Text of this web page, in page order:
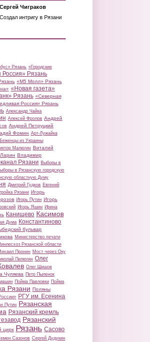
Сергей Чиграков
Создал интригу в Рязани
Рязань «Городские
Россия» Рязань
«М5 Молл» Рязань
«Новая газета»
Рязань «Северная
Россия» Рязань
Александр Чайка
Алексей Фролов Андрей
Андрей Петруцкий
Фомин Арт-Лужайка
Беженцы из Украины
Малюгин Виталий
Владимир
Рязани Выборы в
в Рязанскую городскую
областную Думу
Дмитрий Гудков Евгений
Рязани Игорь
Игорь Путин Игорь
Игорь Яшин Ирина
Канищево Касимов
Дума Константиново
бульвар
Министерство печати
Рязанской области
Пронин Мост через Оку
Пилюгин Олег
Олег Шишов
Чуляева Петр Пыленок
Пойма Павловки Пойма
Рязани Поляны
РГУ им. Есенина
Путин Рязанская
Рязанский кремль
Рязанский
цирк Рязань Сасово
Сазонов Сергей Дудукин